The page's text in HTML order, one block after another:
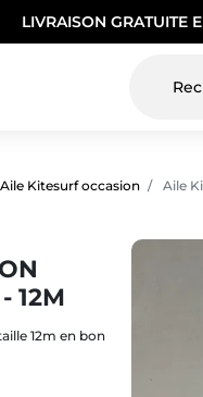
LIVRAISON GRATUITE
Aile Kitesurf occasion Aile
12M
12m en bon